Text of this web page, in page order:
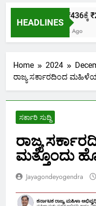
HEADLINES
ಕೇವಲ ₹436ಕ್ಕೆ
2 Months Ago
Home 2024
ರಾಜ್ಯ ಸರ್ಕಾರದಿಂದ
ಸರ್ಕಾರಿ ಸುದ್ದಿ
ರಾಜ್ಯ
ಮತ್ತೊಂದು
Jayagondeyogendra